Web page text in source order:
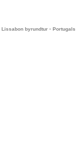
Lissabon byrundtur - Portugals